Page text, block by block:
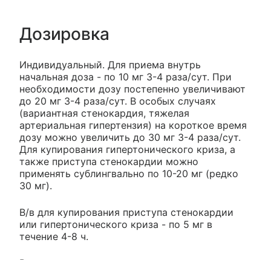
Дозировка
Индивидуальный. Для приема внутрь
начальная доза - по 10 мг 3-4 раза/сут. При
необходимости дозу постепенно увеличивают
до 20 мг 3-4 раза/сут. В особых случаях
(вариантная стенокардия, тяжелая
артериальная гипертензия) на короткое время
дозу можно увеличить до 30 мг 3-4 раза/сут.
Для купирования гипертонического криза, а
также приступа стенокардии можно
применять сублингвально по 10-20 мг (редко
30 мг).
В/в для купирования приступа стенокардии
или гипертонического криза - по 5 мг в
течение 4-8 ч.